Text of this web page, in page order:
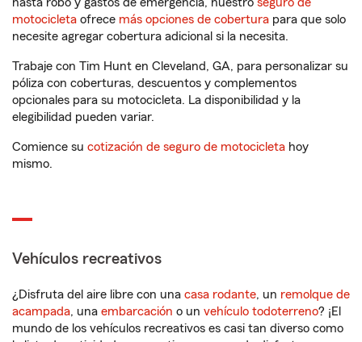
motocicleta ofrece más opciones de cobertura para que solo
necesite agregar cobertura adicional si la necesita.
Trabaje con Tim Hunt en Cleveland, GA, para personalizar su
póliza con coberturas, descuentos y complementos
opcionales para su motocicleta. La disponibilidad y la
elegibilidad pueden variar.
Comience su cotización de seguro de motocicleta hoy
mismo.
Vehículos recreativos
¿Disfruta del aire libre con una casa rodante, un remolque de
acampada, una embarcación o un vehículo todoterreno? ¡El
mundo de los vehículos recreativos es casi tan diverso como